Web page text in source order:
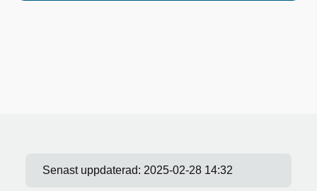
Senast uppdaterad: 2025-02-28 14:32